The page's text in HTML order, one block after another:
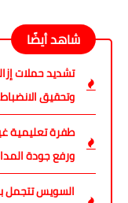
شاهد أيضًا
تشديد حملات
وتحقيق الانضباط
طفرة تعليمية
ورفع جودة
السويس تتجمل